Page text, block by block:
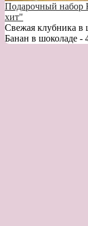
Подарочный набор
хит"
Свежая клубника в
Банан в шоколаде -